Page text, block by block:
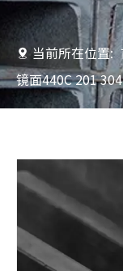
当前所在位置:
镜面440C 201